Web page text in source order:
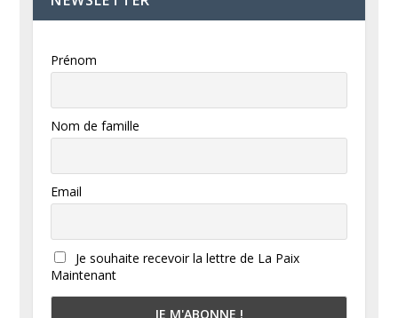
Prénom
Nom de famille
Email
Je souhaite recevoir la lettre de La Paix
Maintenant